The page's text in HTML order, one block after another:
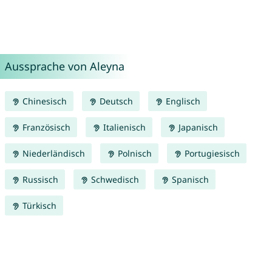
Aussprache von Aleyna
Chinesisch Deutsch Englisch
Französisch Italienisch Japanisch
Niederländisch Polnisch Portugiesisch
Russisch Schwedisch Spanisch
Türkisch